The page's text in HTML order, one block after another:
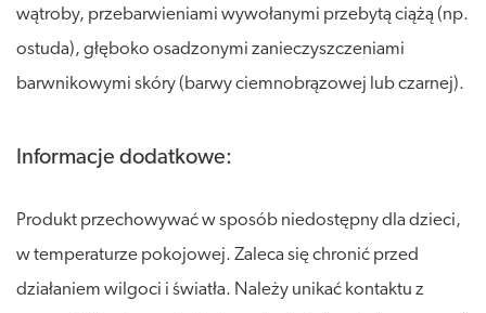
wątroby, przebarwieniami wywołanymi przebytą ciążą (np.
ostuda), głęboko osadzonymi zanieczyszczeniami
barwnikowymi skóry (barwy ciemnobrązowej lub czarnej).
Informacje dodatkowe:
Produkt przechowywać w sposób niedostępny dla dzieci,
w temperaturze pokojowej. Zaleca się chronić przed
działaniem wilgoci i światła. Należy unikać kontaktu z